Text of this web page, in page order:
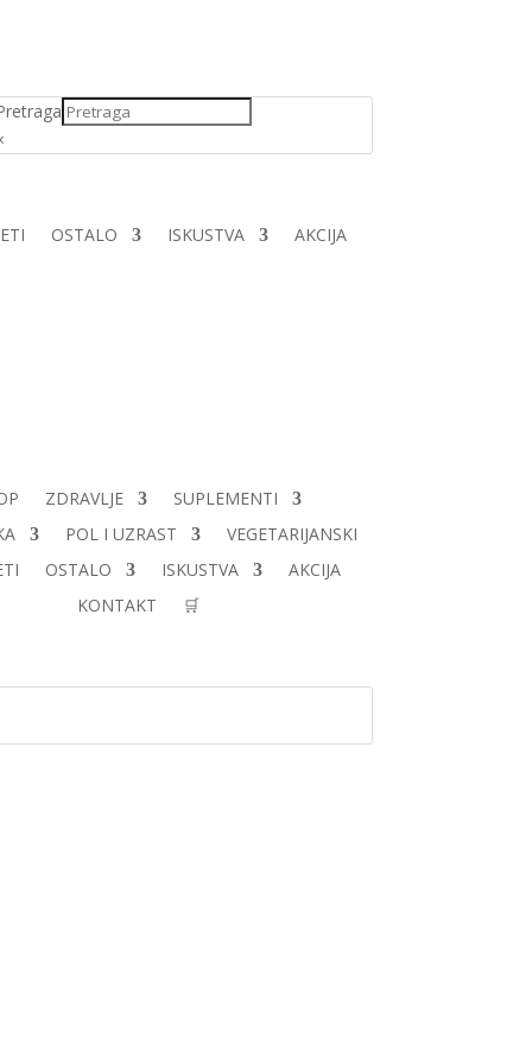
OSTALO ISKUSTVA AKCIJA
ZDRAVLJE
SUPLEMENTI
POL I UZRAST
VEGETARIJANSKI
OSTALO ISKUSTVA
AKCIJA
KONTAKT
🛒